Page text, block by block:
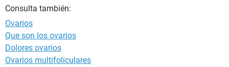
Consulta también:
Ovarios
Que son los ovarios
Dolores ovarios
Ovarios multifoliculares